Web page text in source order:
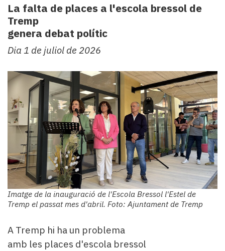
La falta de places a l'escola bressol de
Tremp
genera debat polític
Dia 1 de juliol de 2026
Imatge de la inauguració de l'Escola Bressol l'Estel de
Tremp el passat mes d'abril. Foto: Ajuntament de Tremp
A Tremp hi ha un problema
amb les places d'escola bressol